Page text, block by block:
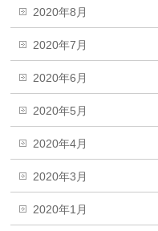
2020年8月
2020年7月
2020年6月
2020年5月
2020年4月
2020年3月
2020年1月